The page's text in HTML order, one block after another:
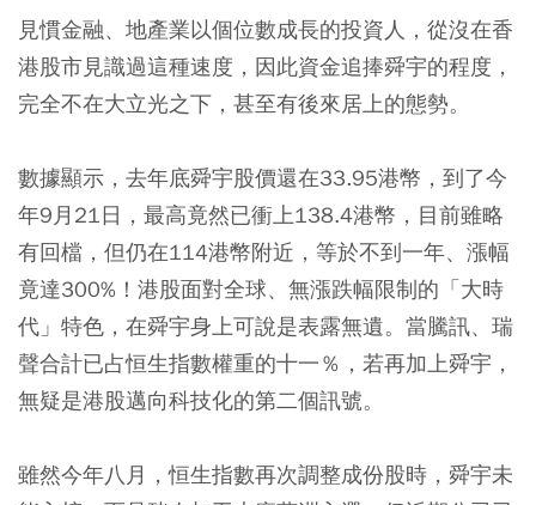
見慣金融、地產業以個位數成長的投資人，從沒在香
港股市見識過這種速度，因此資金追捧舜宇的程度，
完全不在大立光之下，甚至有後來居上的態勢。
數據顯示，去年底舜宇股價還在33.95港幣，到了今
年9月21日，最高竟然已衝上138.4港幣，目前雖略
有回檔，但仍在114港幣附近，等於不到一年、漲幅
竟達300%！港股面對全球、無漲跌幅限制的「大時
代」特色，在舜宇身上可說是表露無遺。當騰訊、瑞
聲合計已占恒生指數權重的十一％，若再加上舜宇，
無疑是港股邁向科技化的第二個訊號。
雖然今年八月，恒生指數再次調整成份股時，舜宇未